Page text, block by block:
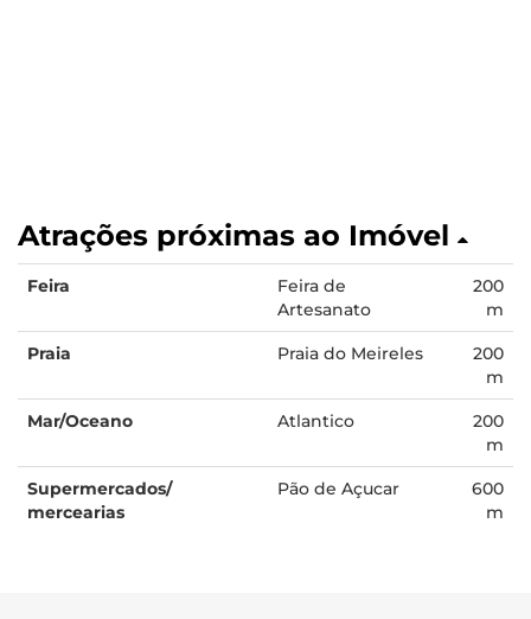
Atrações próximas ao Imóvel
Feira
Feira de
Artesanato
200
m
Praia Praia do Meireles
200
m
Mar/Oceano Atlantico
200
m
Supermercados/
mercearias
Pão de Açucar
600
m